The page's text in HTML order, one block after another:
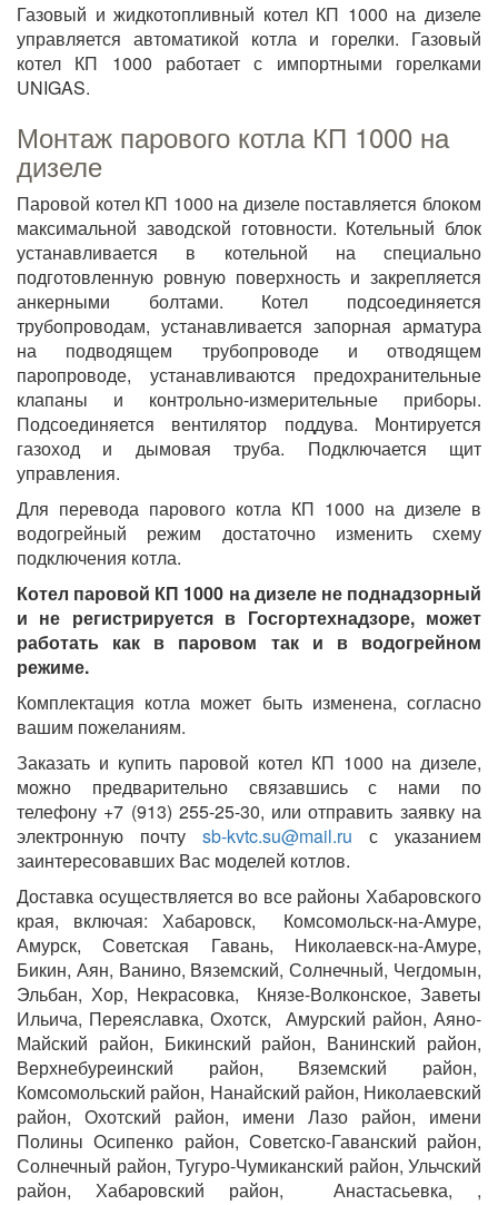
Газовый и жидкотопливный котел КП 1000 на дизеле
управляется автоматикой котла и горелки. Газовый
котел КП 1000 работает с импортными горелками
UNIGAS.
Монтаж парового котла КП 1000 на
дизеле
Паровой котел КП 1000 на дизеле поставляется блоком
максимальной заводской готовности. Котельный блок
устанавливается в котельной на специально
подготовленную ровную поверхность и закрепляется
анкерными болтами. Котел подсоединяется
трубопроводам, устанавливается запорная арматура
на подводящем трубопроводе и отводящем
паропроводе, устанавливаются предохранительные
клапаны и контрольно-измерительные приборы.
Подсоединяется вентилятор поддува. Монтируется
газоход и дымовая труба. Подключается щит
управления.
Для перевода парового котла КП 1000 на дизеле в
водогрейный режим достаточно изменить схему
подключения котла.
Котел паровой КП 1000 на дизеле не поднадзорный
и не регистрируется в Госгортехнадзоре, может
работать как в паровом так и в водогрейном
режиме.
Комплектация котла может быть изменена, согласно
вашим пожеланиям.
Заказать и купить паровой котел КП 1000 на дизеле,
можно предварительно связавшись с нами по
телефону +7 (913) 255-25-30, или отправить заявку на
электронную почту sb-kvtc.su@mail.ru с указанием
заинтересовавших Вас моделей котлов.
Доставка осуществляется во все районы Хабаровского
края, включая: Хабаровск, Комсомольск-на-Амуре,
Амурск, Советская Гавань, Николаевск-на-Амуре,
Бикин, Аян, Ванино, Вяземский, Солнечный, Чегдомын,
Эльбан, Хор, Некрасовка, Князе-Волконское, Заветы
Ильича, Переяславка, Охотск, Амурский район, Аяно-
Майский район, Бикинский район, Ванинский район,
Верхнебуреинский район, Вяземский район,
Комсомольский район, Нанайский район, Николаевский
район, Охотский район, имени Лазо район, имени
Полины Осипенко район, Советско-Гаванский район,
Солнечный район, Тугуро-Чумиканский район, Ульчский
район, Хабаровский район, Анастасьевка, ,